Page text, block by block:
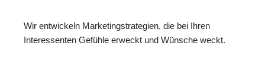
Wir entwickeln Marketingstrategien, die bei Ihren
Interessenten Gefühle erweckt und Wünsche weckt.